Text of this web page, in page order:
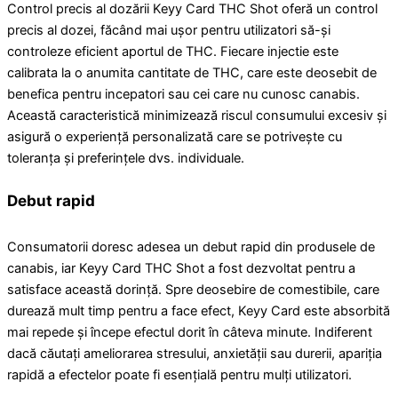
Control precis al dozării Keyy Card THC Shot oferă un control
precis al dozei, făcând mai ușor pentru utilizatori să-și
controleze eficient aportul de THC. Fiecare injectie este
calibrata la o anumita cantitate de THC, care este deosebit de
benefica pentru incepatori sau cei care nu cunosc canabis.
Această caracteristică minimizează riscul consumului excesiv și
asigură o experiență personalizată care se potrivește cu
toleranța și preferințele dvs. individuale.
Debut rapid
Consumatorii doresc adesea un debut rapid din produsele de
canabis, iar Keyy Card THC Shot a fost dezvoltat pentru a
satisface această dorință. Spre deosebire de comestibile, care
durează mult timp pentru a face efect, Keyy Card este absorbită
mai repede și începe efectul dorit în câteva minute. Indiferent
dacă căutați ameliorarea stresului, anxietății sau durerii, apariția
rapidă a efectelor poate fi esențială pentru mulți utilizatori.